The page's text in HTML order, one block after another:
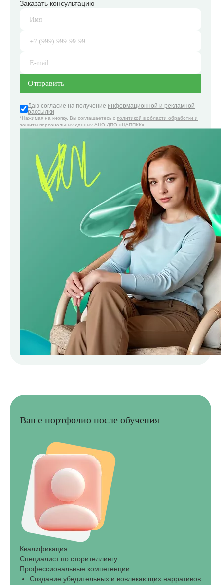
Заказать консультацию
Даю согласие на получение информационной и рекламной
рассылки
*Нажимая на кнопку, Вы соглашаетесь с политикой в области обработки и
защиты персональных данных АНО ДПО «ЦАППКК»
Ваше портфолио после обучения
Квалификация:
Специалист по сторителлингу
Профессиональные компетенции
Создание убедительных и вовлекающих нарративов